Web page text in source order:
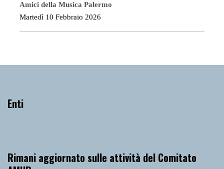
Amici della Musica Palermo
Martedì 10 Febbraio 2026
Enti
Rimani aggiornato sulle attività del Comitato